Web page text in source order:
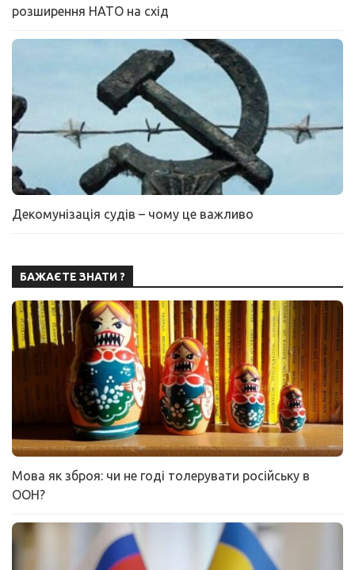
розширення НАТО на схід
Декомунізація судів – чому це важливо
БАЖАЄТЕ ЗНАТИ ?
Мова як зброя: чи не годі толерувати російську в
ООН?